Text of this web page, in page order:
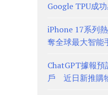
Google TPU成
iPhone 17系列
奪全球最大智能
ChatGPT據報
戶 近日新推購